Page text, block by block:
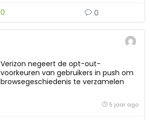
0 0
Verizon negeert de opt-out-
voorkeuren van gebruikers in push om
browsegeschiedenis te verzamelen
5 jaar ago